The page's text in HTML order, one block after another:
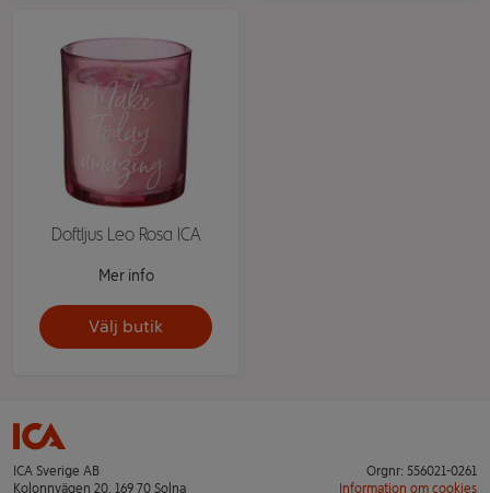
Doftljus Leo Rosa ICA
Mer info
Välj butik
ICA Sverige AB
Kolonnvägen 20, 169 70 Solna
Orgnr: 556021-0261
Information om cookies